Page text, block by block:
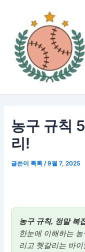
농구 규칙
리!
글쓴이톡톡/9월 7, 2025
농구 규칙, 정말 복
한눈에 이해하는
리고 헷갈리는 바